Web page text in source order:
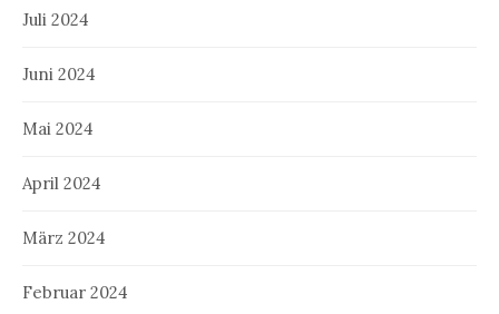
Juli 2024
Juni 2024
Mai 2024
April 2024
März 2024
Februar 2024